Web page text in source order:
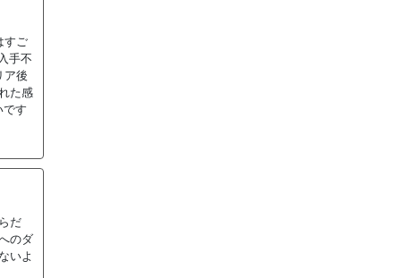
すご
手不
ア後
た感
です
だ
のダ
いよ